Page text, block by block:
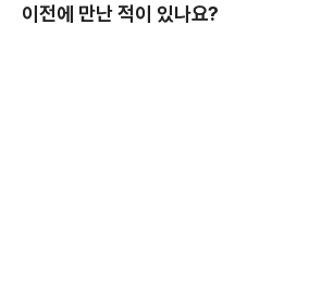
이전에 만난 적이 있나요?